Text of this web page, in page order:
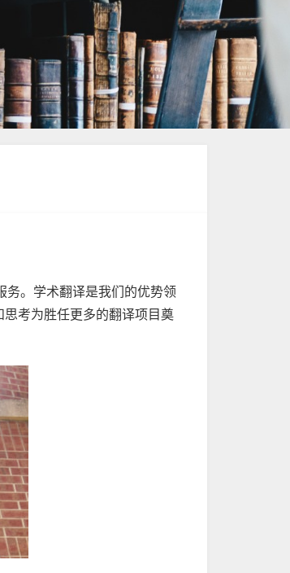
务。学术翻译是我们的优势领
考为胜任更多的翻译项目奠